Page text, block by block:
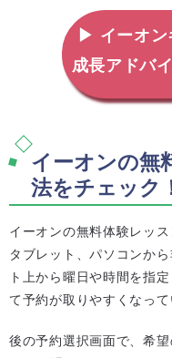
▶ イーオン
成長アドバ
イーオンの無
法をチェック
イーオンの無料体験レッ
タブレット、パソコンか
ト上から曜日や時間を指
て予約が取りやすくなって
後の予約選択画面で、希